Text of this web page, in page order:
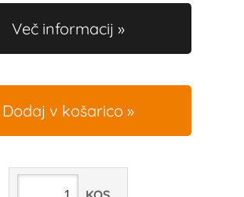
Več informacij
Dodaj v košarico